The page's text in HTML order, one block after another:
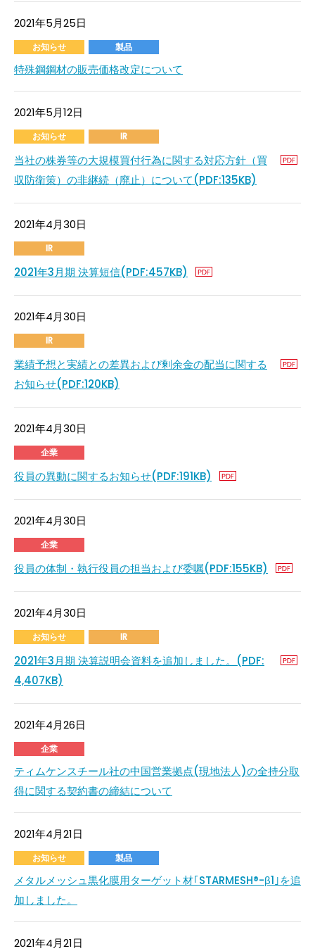
2021年5月25日
お知らせ 製品
特殊鋼鋼材の販売価格改定について
2021年5月12日
お知らせ IR
当社の株券等の大規模買付行為に関する対応方針（買
収防衛策）の非継続（廃止）について(PDF:135KB)
2021年4月30日
IR
2021年3月期 決算短信(PDF:457KB)
2021年4月30日
IR
業績予想と実績との差異および剰余金の配当に関する
お知らせ(PDF:120KB)
2021年4月30日
企業
役員の異動に関するお知らせ(PDF:191KB)
2021年4月30日
企業
役員の体制・執行役員の担当および委嘱(PDF:155KB)
2021年4月30日
お知らせ IR
2021年3月期 決算説明会資料を追加しました。(PDF:
4,407KB)
2021年4月26日
企業
ティムケンスチール社の中国営業拠点(現地法人)の全持分取
得に関する契約書の締結について
2021年4月21日
お知らせ 製品
メタルメッシュ黒化膜用ターゲット材｢STARMESH®-β1｣を追
加しました。
2021年4月21日